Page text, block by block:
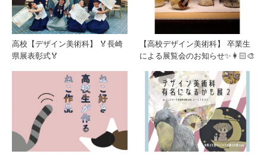
高校【デザイン美術科】 🏅長崎
県展表彰式🏅
【高校デザイン美術科】 卒業生
による展覧会のお知らせ✨👩🏻‍🎨